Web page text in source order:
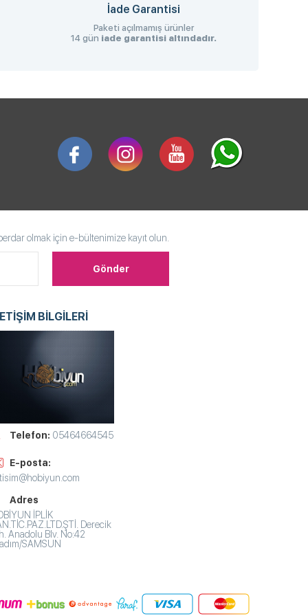
İade Garantisi
Paketi açılmamış ürünler
14 gün iade garantisi altındadır.
olmak için e-bültenimize kayıt olun.
BİLGİLERİ
Telefon: 05464664545
E-posta:
Adres
İPLİK
Derecik
Anadolu Blv. No:42
SAMSUN